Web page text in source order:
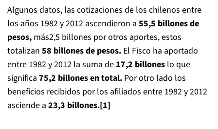
Algunos datos, las cotizaciones de los chilenos entre
los años 1982 y 2012 ascendieron a 55,5 billones de
pesos, más2,5 billones por otros aportes, estos
totalizan 58 billones de pesos. El Fisco ha aportado
entre 1982 y 2012 la suma de 17,2 billones lo que
significa 75,2 billonesen total. Por otro lado los
beneficios recibidos por los afiliados entre 1982 y 2012
asciende a 23,3 billones.[1]